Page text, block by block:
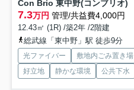
Con Brio 東中野(コンブリオ)
7.3万円 管理/共益費4,000円
12.43㎡ (1R) /築2年 /2階建
総武線「東中野」駅 徒歩9分
光ファイバー 敷地内ごみ置き場
好立地
静かな環境 公共下水